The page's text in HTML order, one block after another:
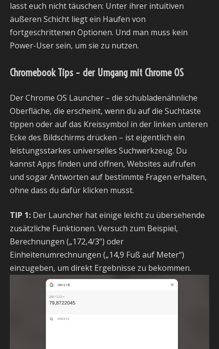
lasst euch nicht täuschen: Unter ihrer intuitiven
äußeren Schicht liegt ein Haufen von
fortgeschrittenen Optionen. Und man muss kein
Power-User sein, um sie zu nutzen.
Chromebook Tips – der Umgang mit Chrome OS
Der Chrome OS Launcher – die schubladenähnliche
Oberfläche, die erscheint, wenn du auf die Suchtaste
tippen oder auf das Kreissymbol in der linken unteren
Ecke des Bildschirms drücken – ist eigentlich ein
leistungsstarkes universelles Suchwerkzeug. Du
kannst Apps finden und öffnen, Websites aufrufen
und sogar Antworten auf bestimmte Fragen erhalten,
ohne dass du dafür klicken musst.
TIP 1: Der Launcher hat einige leicht zu übersehende
zusätzliche Funktionen. Versuch zum Beispiel,
Berechnungen („172,4/3“) oder
Einheitenumrechnungen („14,9 Fuß auf Meter“)
einzugeben, um direkt Ergebnisse zu bekommen.